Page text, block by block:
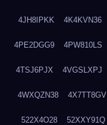
4JH8IPKK 4K4KVN36
4PE2DGG9 4PW810LS
4TSJ6PJX 4VGSLXPJ
4WXQZN38 4X7TT8GV
522X4O28 52XXY91Q